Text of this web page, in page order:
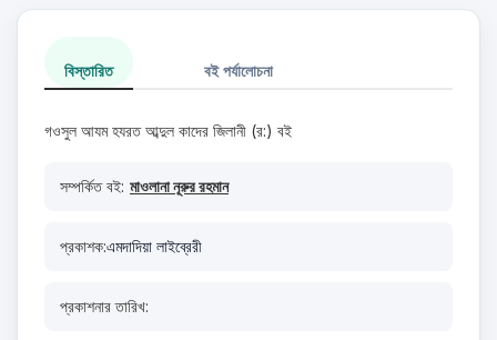
বিস্তারিত বই পর্যালোচনা
গওসুল আযম হযরত আব্দুল কাদের জিলানী (র:) বই
সম্পর্কিত বই: মাওলানা নূরুর রহমান
প্রকাশক:এমদাদিয়া লাইব্রেরী
প্রকাশনার তারিখ: